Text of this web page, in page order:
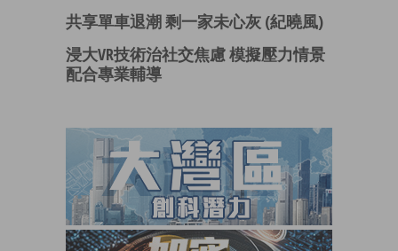
共享單車退潮 剩一家未心灰 (紀曉風)
浸大VR技術治社交焦慮 模擬壓力情景
配合專業輔導